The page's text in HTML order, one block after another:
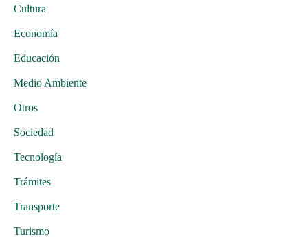
Cultura
Economía
Educación
Medio Ambiente
Otros
Sociedad
Tecnología
Trámites
Transporte
Turismo